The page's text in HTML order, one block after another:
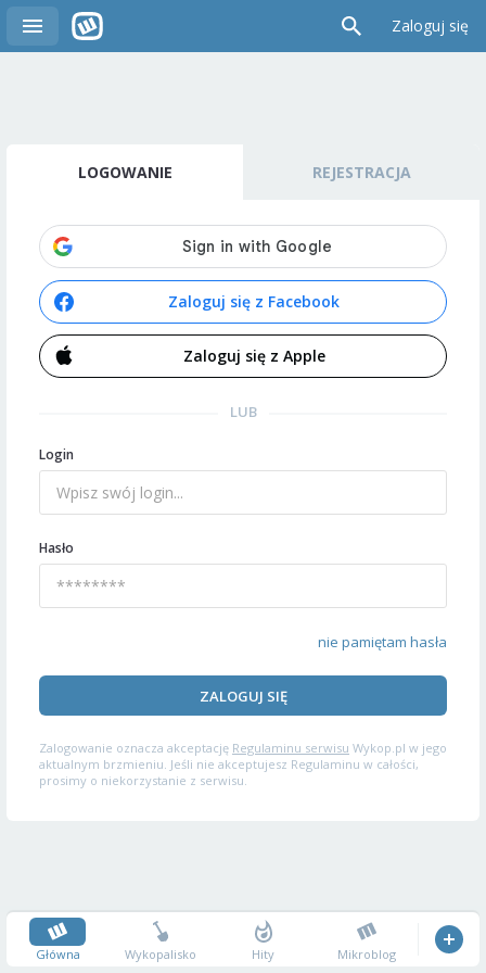
Zaloguj się
LOGOWANIE REJESTRACJA
Zaloguj się z Facebook
Zaloguj się z Apple
LUB
Login
Hasło
nie pamiętam hasła
ZALOGUJ SIĘ
Zalogowanie oznacza akceptację Regulaminu serwisu Wykop.pl w jego
aktualnym brzmieniu. Jeśli nie akceptujesz Regulaminu w całości,
prosimy o niekorzystanie z serwisu.
Główna Wykopalisko Hity Mikroblog